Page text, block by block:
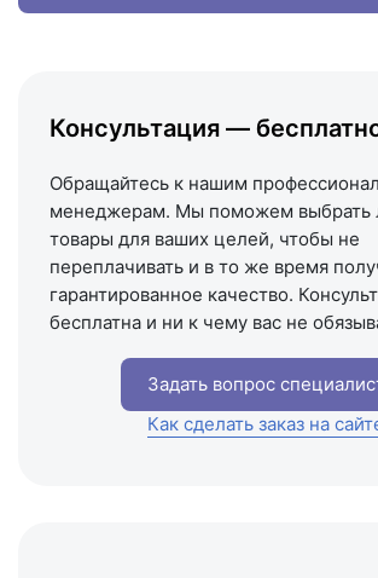
Написать в МАКС
Схема проезда
Консультация —
Обращайтесь к нашим
менеджерам. Мы поможем выбрать
товары для ваших целей, чтобы не
переплачивать и в то же время
гарантированное качество.
бесплатна и ни к чему вас не
Задать вопрос
Как сделать заказ на